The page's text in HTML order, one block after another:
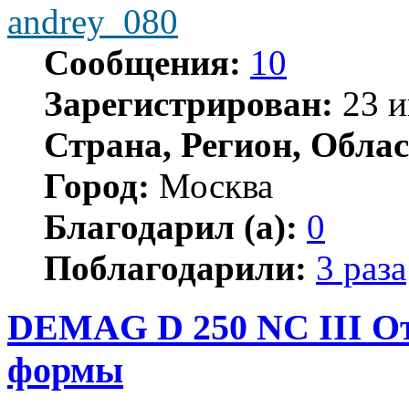
andrey_080
Сообщения: 10
Зарегистрирован: 23
Страна, Регион,
Город: Москва
Благодарил (а): 0
Поблагодарили: 3 раза
DEMAG D 250 NC III
формы